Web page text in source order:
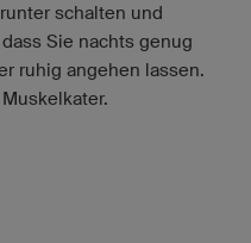
schalten und
Sie nachts genug
ruhig angehen lassen.